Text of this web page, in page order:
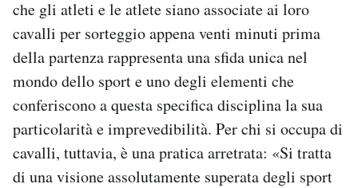
che gli atleti e le atlete siano associate ai loro
cavalli per sorteggio appena venti minuti prima
della partenza rappresenta una sfida unica nel
mondo dello sport e uno degli elementi che
conferiscono a questa specifica disciplina la sua
particolarità e imprevedibilità. Per chi si occupa di
cavalli, tuttavia, è una pratica arretrata: «Si tratta
di una visione assolutamente superata degli sport